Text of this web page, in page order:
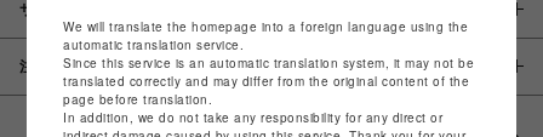
サイズ
注意事項
We will translate the homepage into a foreign language using the
automatic translation service.
Since this service is an automatic translation system, it may not be
translated correctly and may differ from the original content of the
page before translation.
In addition, we do not take any responsibility for any direct or